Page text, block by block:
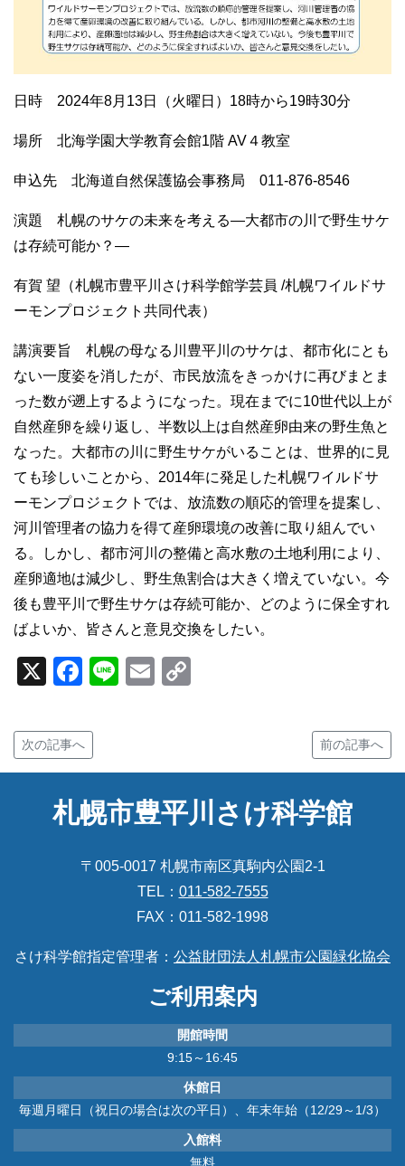
日時 2024年8月13日（火曜日）18時から19時30分
場所 北海学園大学教育会館1階 AV４教室
申込先 北海道自然保護協会事務局 011-876-8546
演題 札幌のサケの未来を考える―大都市の川で野生サケ
は存続可能か？―
有賀 望（札幌市豊平川さけ科学館学芸員 /札幌ワイルドサ
ーモンプロジェクト共同代表）
講演要旨 札幌の母なる川豊平川のサケは、都市化にとも
ない一度姿を消したが、市民放流をきっかけに再びまとま
った数が遡上するようになった。現在までに10世代以上が
自然産卵を繰り返し、半数以上は自然産卵由来の野生魚と
なった。大都市の川に野生サケがいることは、世界的に見
ても珍しいことから、2014年に発足した札幌ワイルドサ
ーモンプロジェクトでは、放流数の順応的管理を提案し、
河川管理者の協力を得て産卵環境の改善に取り組んでい
る。しかし、都市河川の整備と高水敷の土地利用により、
産卵適地は減少し、野生魚割合は大きく増えていない。今
後も豊平川で野生サケは存続可能か、どのように保全すれ
ばよいか、皆さんと意見交換をしたい。
X Facebook
LineEmail
次の記事へ 前の記事へ
札幌市豊平川さけ科学館
〒005-0017 札幌市南区真駒内公園2-1
TEL： 011-582-7555
FAX：011-582-1998
さけ科学館指定管理者： 公益財団法人札幌市公園緑化協会
ご利用案内
開館時間
9:15～16:45
休館日
毎週月曜日（祝日の場合は次の平日）、年末年始（12/29～1/3）
入館料
無料